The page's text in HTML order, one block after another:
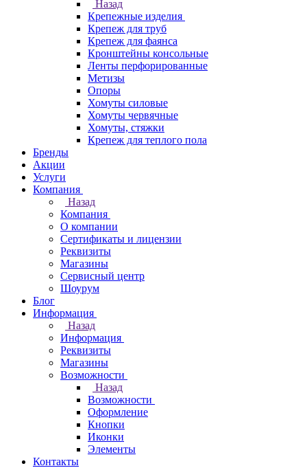
Назад
Крепежные изделия
Крепеж для труб
Крепеж для фаянса
Кронштейны консольные
Ленты перфорированные
Метизы
Опоры
Хомуты силовые
Хомуты червячные
Хомуты, стяжки
Крепеж для теплого пола
Бренды
Акции
Услуги
Компания
Назад
Компания
О компании
Сертификаты и лицензии
Реквизиты
Магазины
Сервисный центр
Шоурум
Блог
Информация
Назад
Информация
Реквизиты
Магазины
Возможности
Назад
Возможности
Оформление
Кнопки
Иконки
Элементы
Контакты